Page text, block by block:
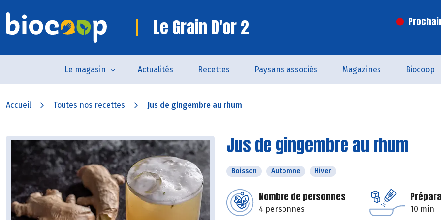
Le Grain D'or 2
Le magasin Actualités Recettes Paysans associés Magazines Biocoop
Accueil Toutes nos recettes Jus de gingembre au rhum
Jus de gingembre au rhum
Boisson Automne Hiver
Nombre de personnes
4 personnes 10 min